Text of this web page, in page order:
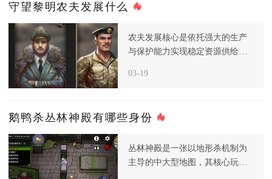
守望黎明农夫发展什么
农夫发展核心是依托强大的生产
与保护能力实现稳定资源供给，
源和食
03-19
鹅鸭杀丛林神殿有哪些身份
丛林神殿是一张以地形杀机制为
主导的中大型地图，其核心玩法